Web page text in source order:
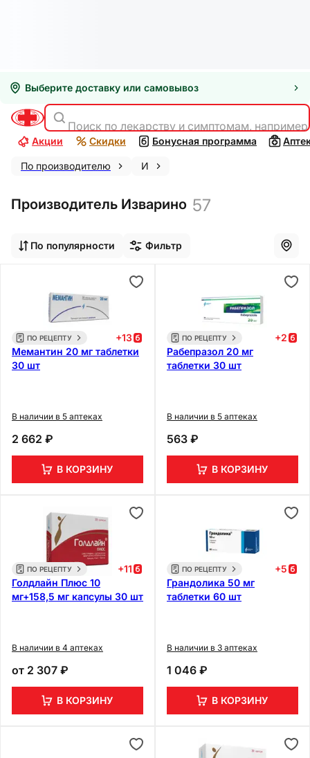
Выберите доставку или самовывоз
Поиск по лекарству и симптомам,
Акции Скидки Бонусная программа
По производителю И
Производитель Изварино 57
По популярности Фильтр
ПО РЕЦЕПТУ +13
Мемантин 20 мг таблетки
30 шт
В наличии в 5 аптеках
2 662 ₽
В КОРЗИНУ
ПО РЕЦЕПТУ +2
Рабепразол 20 мг
таблетки 30 шт
В наличии в 5 аптеках
563 ₽
В КОРЗИНУ
ПО РЕЦЕПТУ +11
Голдлайн Плюс 10
мг+158,5 мг капсулы 30 шт
В наличии в 4 аптеках
от 2 307 ₽
В КОРЗИНУ
ПО РЕЦЕПТУ +5
Грандолика 50 мг
таблетки 60 шт
В наличии в 3 аптеках
1 046 ₽
В КОРЗИНУ